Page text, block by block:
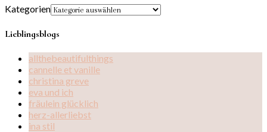
Kategorien
Lieblingsblogs
allthebeautifulthings
cannelle et vanille
christina greve
eva und ich
fräulein glücklich
herz-allerliebst
ina stil